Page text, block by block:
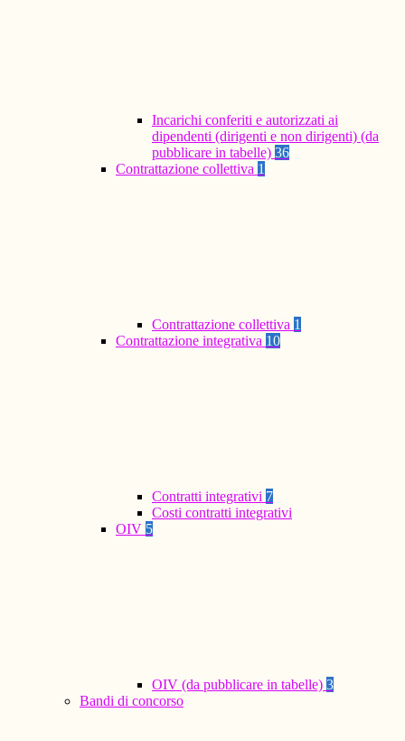
Incarichi conferiti e autorizzati ai
dipendenti (dirigenti e non dirigenti) (da
pubblicare in tabelle) 36
Contrattazione collettiva 1
Contrattazione collettiva 1
Contrattazione integrativa 10
Contratti integrativi 7
Costi contratti integrativi
OIV 5
OIV (da pubblicare in tabelle) 3
Bandi di concorso